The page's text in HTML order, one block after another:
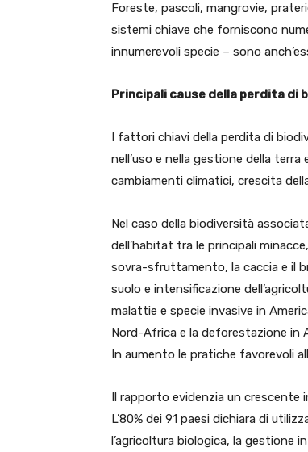
Foreste, pascoli, mangrovie,
sistemi chiave che forniscono
innumerevoli specie – sono
Principali cause della perdita di
I fattori chiavi della perdita di
nell’uso e nella gestione della
cambiamenti climatici, crescita
Nel caso della biodiversità
dell’habitat tra le principali
sovra-sfruttamento, la caccia e il
suolo e intensificazione
malattie e specie invasive in
Nord-Africa e la deforestazione in
In aumento le pratiche favorevoli
Il rapporto evidenzia un crescente
L’80% dei 91 paesi dichiara di
l’agricoltura biologica, la gestione